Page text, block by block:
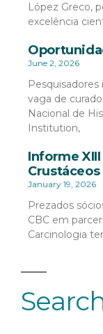
López Greco,
excelência
June 2, 2026
vaga de
Nacional de
Institution,
Informe
Crustáceos
January 19, 2026
Prezados
CBC em
Carcinologia